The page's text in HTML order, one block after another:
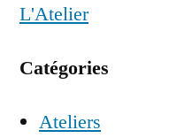
L'Atelier
Catégories
Ateliers